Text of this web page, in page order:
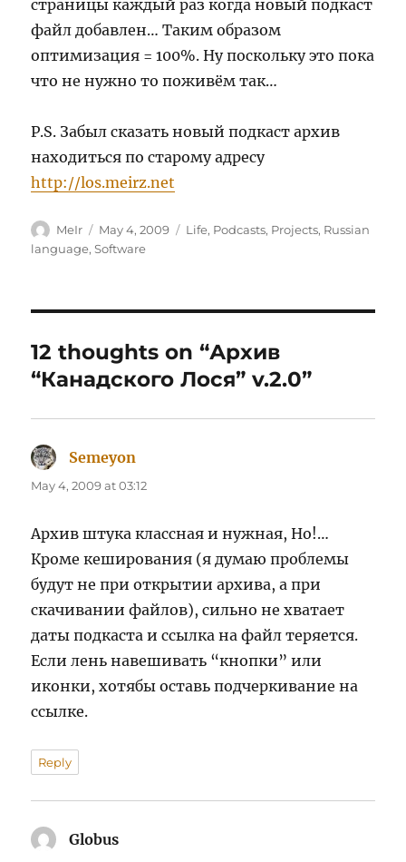
страницы каждый раз когда новый подкаст
файл добавлен… Таким образом
оптимизация = 100%. Ну поскольку это пока
что не нужно то поживём так…
P.S. Забыл сказать новый подкаст архив
находиться по старому адресу
http://los.meirz.net
Author
MeIr
Posted
on
May 4, 2009 Categories
Life, Podcasts, Projects, Russian
language,Software
12 thoughts on “Архив
“Канадского Лося” v.2.0”
Semeyon
May 4, 2009 at 03:12
Архив штука классная и нужная, Но!…
Кроме кеширования (я думаю проблемы
будут не при открытии архива, а при
скачивании файлов), сильно не хватает
даты подкаста и ссылка на файл теряется.
Если лень навешивать “кнопки” или
иконки, хотябы оставь подчеркивание на
ссылке.
Reply
Globus